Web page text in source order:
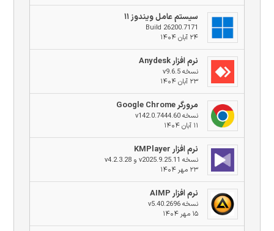
سیستم عامل ویندوز ۱۱
Build 26200.7171
۲۴ آبان ۱۴۰۴
نرم افزار Anydesk
نسخه v9.6.5
۲۳ آبان ۱۴۰۴
مرورگر Google Chrome
نسخه v142.0.7444.60
۱۱ آبان ۱۴۰۴
نرم افزار KMPlayer
نسخه v2025.9.25.11 و v4.2.3.28
۲۳ مهر ۱۴۰۴
نرم افزار AIMP
نسخه v5.40.2696
۱۵ مهر ۱۴۰۴